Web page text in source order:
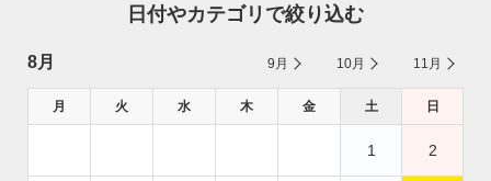
日付やカテゴリで絞り込む
8月 9月 10月 11月
月 火 水 木 金 土 日
1 2